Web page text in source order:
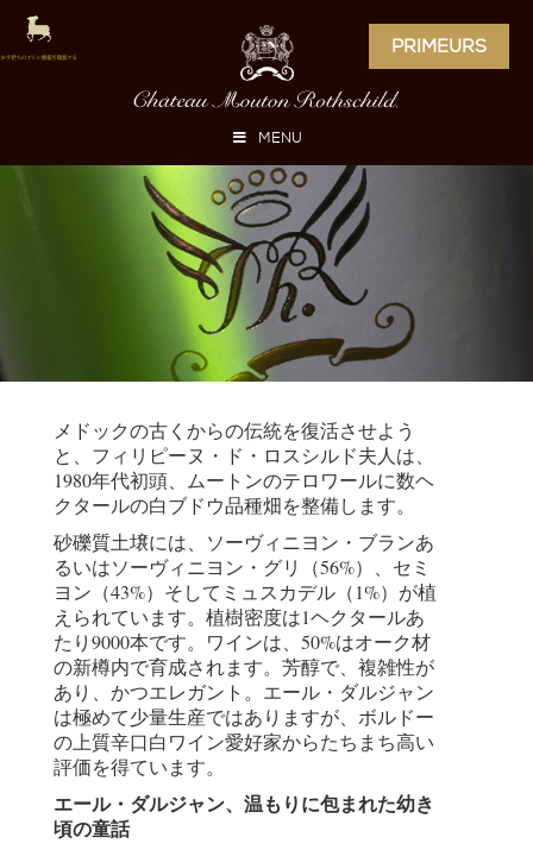
PRIMEURS
MENU
メドックの古くからの伝統を復活させよう
と、フィリピーヌ・ド・ロスシルド夫人は、
1980年代初頭、ムートンのテロワールに数ヘ
クタールの白ブドウ品種畑を整備します。
砂礫質土壌には、ソーヴィニヨン・ブランあ
るいはソーヴィニヨン・グリ（56%）、セミ
ヨン（43%）そしてミュスカデル（1%）が植
えられています。植樹密度は1ヘクタールあ
たり9000本です。ワインは、50%はオーク材
の新樽内で育成されます。芳醇で、複雑性が
あり、かつエレガント。エール・ダルジャン
は極めて少量生産ではありますが、ボルドー
の上質辛口白ワイン愛好家からたちまち高い
評価を得ています。
エール・ダルジャン、温もりに包まれた幼き
頃の童話